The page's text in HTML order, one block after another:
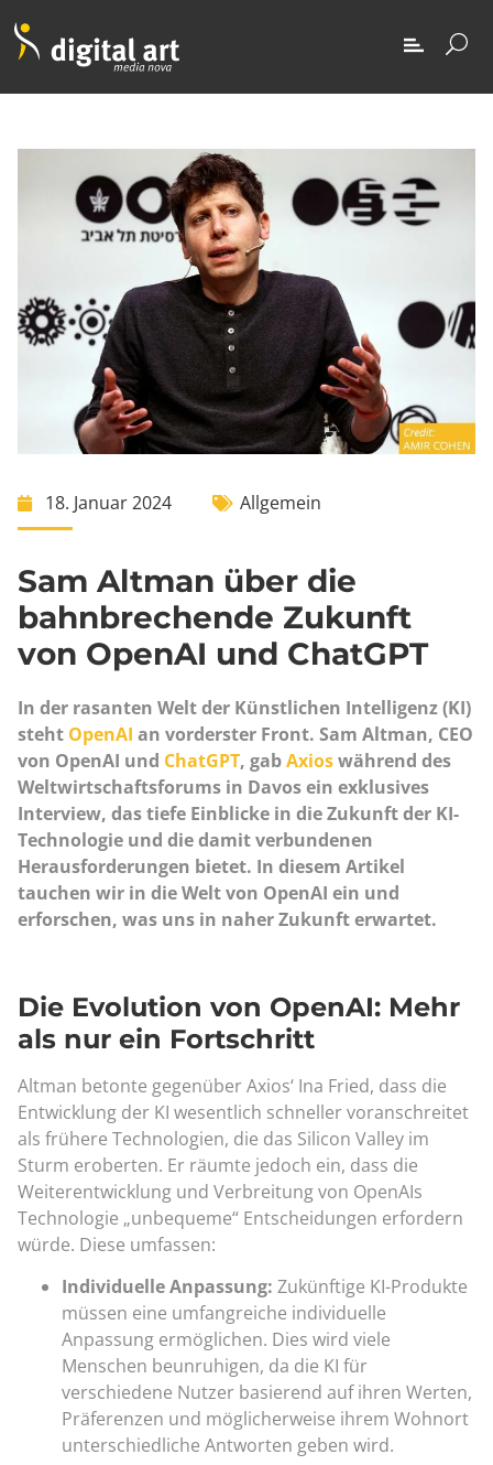
18. Januar 2024 Allgemein
Sam Altman über die
bahnbrechende Zukunft
von OpenAI und ChatGPT
In der rasanten Welt der Künstlichen Intelligenz (KI)
steht OpenAI an vorderster Front. Sam Altman, CEO
von OpenAI und ChatGPT, gabAxioswährend des
Weltwirtschaftsforums in Davos ein exklusives
Interview, das tiefe Einblicke in die Zukunft der KI-
Technologie und die damit verbundenen
Herausforderungen bietet. In diesem Artikel
tauchen wir in die Welt von OpenAI ein und
erforschen, was uns in naher Zukunft erwartet.
Die Evolution von OpenAI: Mehr
als nur ein Fortschritt
Altman betonte gegenüber Axios‘ Ina Fried, dass die
Entwicklung der KI wesentlich schneller voranschreitet
als frühere Technologien, die das Silicon Valley im
Sturm eroberten. Er räumte jedoch ein, dass die
Weiterentwicklung und Verbreitung von OpenAIs
Technologie „unbequeme“ Entscheidungen erfordern
würde. Diese umfassen:
Individuelle Anpassung: Zukünftige KI-Produkte
müssen eine umfangreiche individuelle
Anpassung ermöglichen. Dies wird viele
Menschen beunruhigen, da die KI für
verschiedene Nutzer basierend auf ihren Werten,
Präferenzen und möglicherweise ihrem Wohnort
unterschiedliche Antworten geben wird.